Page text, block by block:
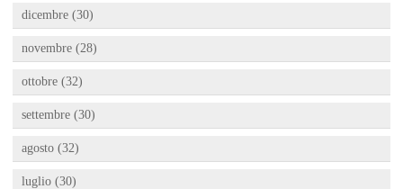
dicembre (30)
novembre (28)
ottobre (32)
settembre (30)
agosto (32)
luglio (30)